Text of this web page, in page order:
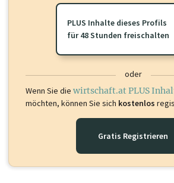
PLUS Inhalte dieses Profils
für 48 Stunden freischalten
oder
Wenn Sie die wirtschaft.at PLUS
möchten, können Sie sich kostenlos
Gratis Registrieren